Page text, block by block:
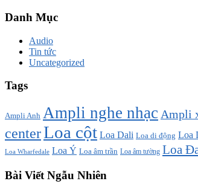
Danh Mục
Audio
Tin tức
Uncategorized
Tags
Ampli Anh Ampli nghe nhạc Ampli
centerLoa cột Loa Dali Loa di động Loa
Loa Wharfedale Loa Ý Loa âm trần Loa âm tường Loa
Bài Viết Ngẫu Nhiên